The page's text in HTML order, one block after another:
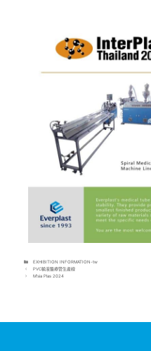
EXHIBITION INFORMATION-tw
PVC輸液醫療管生產線
M’sia Plas 2024